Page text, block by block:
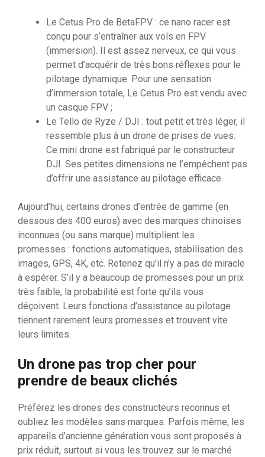
Le Cetus Pro de BetaFPV : ce nano racer est
conçu pour s’entraîner aux vols en FPV
(immersion). Il est assez nerveux, ce qui vous
permet d’acquérir de très bons réflexes pour le
pilotage dynamique. Pour une sensation
d’immersion totale, Le Cetus Pro est vendu avec
un casque FPV ;
Le Tello de Ryze / DJI : tout petit et très léger, il
ressemble plus à un drone de prises de vues.
Ce mini drone est fabriqué par le constructeur
DJI. Ses petites dimensions ne l’empêchent pas
d’offrir une assistance au pilotage efficace.
Aujourd’hui, certains drones d’entrée de gamme (en
dessous des 400 euros) avec des marques chinoises
inconnues (ou sans marque) multiplient les
promesses : fonctions automatiques, stabilisation des
images, GPS, 4K, etc. Retenez qu’il n’y a pas de miracle
à espérer. S’il y a beaucoup de promesses pour un prix
très faible, la probabilité est forte qu’ils vous
déçoivent. Leurs fonctions d’assistance au pilotage
tiennent rarement leurs promesses et trouvent vite
leurs limites.
Un drone pas trop cher pour
prendre de beaux clichés
Préférez les drones des constructeurs reconnus et
oubliez les modèles sans marques. Parfois même, les
appareils d’ancienne génération vous sont proposés à
prix réduit, surtout si vous les trouvez sur le marché